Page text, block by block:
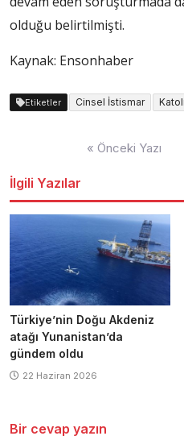
olduğu belirtilmişti.
Kaynak: Ensonhaber
Etiketler Cinsel İstismar
« Önceki Yazı
İlgili Yazılar
Türkiye’nin Doğu Akdeniz
atağı Yunanistan’da
gündem oldu
22 Haziran 2026
Bir cevap yazın